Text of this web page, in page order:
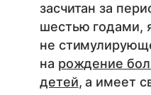
засчитан за
шестью годами,
не
на рождение
детей, а имеет